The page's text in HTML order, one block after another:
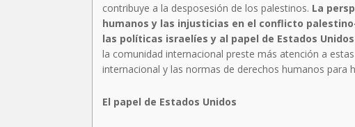
contribuye a la desposesión de los palestinos. La
humanos y las injusticias en el conflicto
las políticas israelíes y al papel de Estados
la comunidad internacional preste más atención a
internacional y las normas de derechos humanos
El papel de Estados Unidos